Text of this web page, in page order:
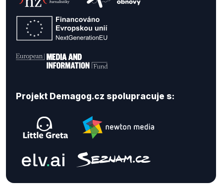
Projekt Demagog.cz spolupracuje s: